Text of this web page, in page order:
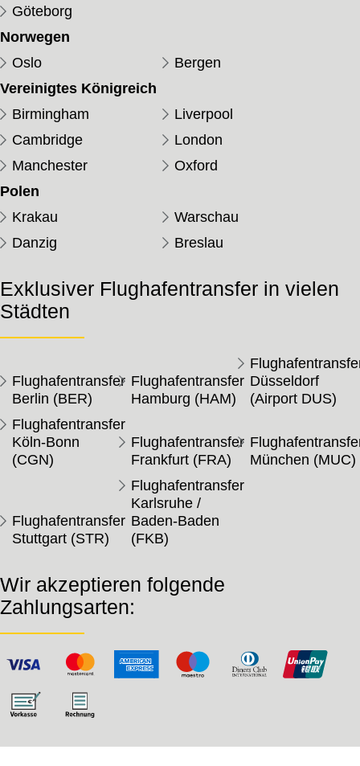
Göteborg
Norwegen
Oslo
Bergen
Vereinigtes Königreich
Birmingham
Liverpool
Cambridge
London
Manchester
Oxford
Polen
Krakau
Warschau
Danzig
Breslau
Exklusiver Flughafentransfer in vielen
Städten
Flughafentransfer
Berlin (BER)
Flughafentransfer
Hamburg (HAM)
Düsseldorf
(Airport DUS)
Flughafentransfer
Köln-Bonn
(CGN)
Flughafentransfer
Frankfurt (FRA)
München (MUC)
Flughafentransfer
Stuttgart (STR)
Flughafentransfer
Karlsruhe /
Baden-Baden
(FKB)
Wir akzeptieren folgende
Zahlungsarten: